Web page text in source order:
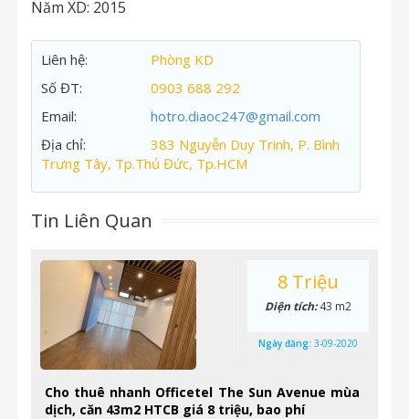
Năm XD: 2015
Liên hệ:
Phòng KD
Số ĐT:
0903 688 292
Email:
hotro.diaoc247@gmail.com
Địa chỉ:
383 Nguyễn Duy Trinh, P. Bình
Trưng Tây, Tp.Thủ Đức, Tp.HCM
Tin Liên Quan
Cho thuê nhanh Officetel The Sun Avenue mùa
dịch, căn 43m2 HTCB giá 8 triệu, bao phí
8 Triệu
Diện tích:43 m2
Ngày đăng: 3-09-2020